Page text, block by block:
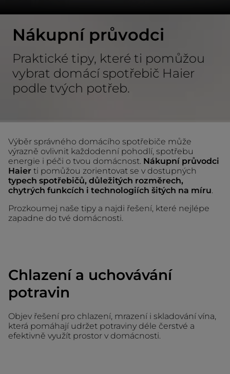
Nákupní průvodci
Praktické tipy, které ti pomůžou
vybrat domácí spotřebič Haier
podle tvých potřeb.
Výběr správného domácího spotřebiče může
výrazně ovlivnit každodenní pohodlí, spotřebu
energie i péči o tvou domácnost. Nákupní průvodci
Haier ti pomůžou zorientovat se v dostupných
typech spotřebičů, důležitých rozměrech,
chytrých funkcích i technologiích šitých na míru.
Prozkoumej naše tipy a najdi řešení, které nejlépe
zapadne do tvé domácnosti.
Chlazení a uchovávání
potravin
Objev řešení pro chlazení, mrazení i skladování vína,
která pomáhají udržet potraviny déle čerstvé a
efektivně využít prostor v domácnosti.